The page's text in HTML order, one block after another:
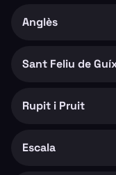
Anglès
Sant Feliu de
Rupit i Pruit
Escala